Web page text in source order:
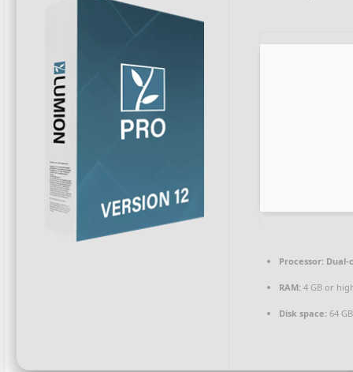
Processor: Dual-
RAM: 4 GB or
Disk space: 64